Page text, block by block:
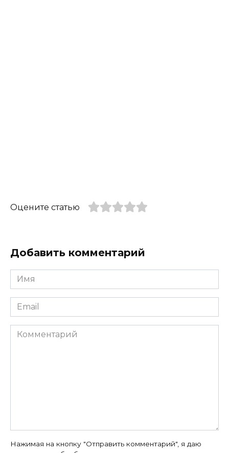
Оцените статью
Добавить комментарий
Имя
*
Email
*
Комментарий
Нажимая на кнопку "Отправить комментарий", я даю